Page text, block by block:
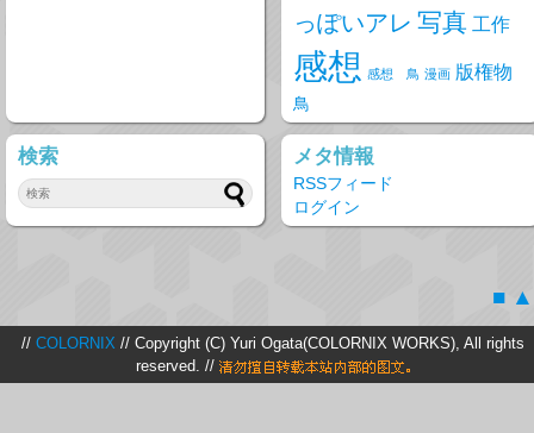
っぽいアレ 写真 工作
感想 感想 鳥 漫画 版権物
鳥
検索 メタ情報
RSSフィード
ログイン
■ ▲
// COLORNIX // Copyright (C) Yuri Ogata(COLORNIX WORKS), All rights
reserved. //